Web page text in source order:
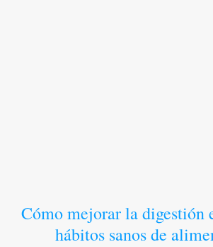
Cómo mejorar la digestión
hábitos sanos de